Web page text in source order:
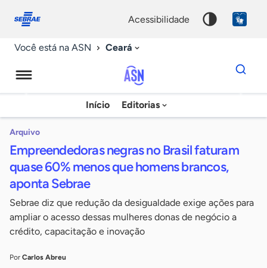
conosco
acessibilidade
Você está na ASN Ceará
Agência
Sebrae
Notícias
Início Editorias
Dados
para
chave
Arquivo
Empreendedoras negras no Brasil faturam
quase 60% menos que homens brancos,
aponta Sebrae
Sebrae diz que redução da desigualdade exige ações para
ampliar o acesso dessas mulheres donas de negócio a
crédito, capacitação e inovação
Por Carlos Abreu